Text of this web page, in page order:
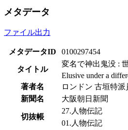
メタデータ
ファイル出力
メタデータID 0100297454
タイトル
変名で神出鬼没 :
Elusive under a
著者名
ロンドン 古垣特派
新聞名
大阪朝日新聞
切抜帳
27.人物伝記
01.人物伝記